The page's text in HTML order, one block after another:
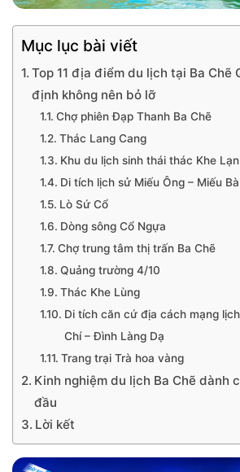
Mục lục bài viết
Top 11 địa điểm du lịch tại Ba Chẽ
định không nên bỏ lỡ
Chợ phiên Đạp Thanh Ba Chẽ
Thác Lang Cang
Khu du lịch sinh thái thác Khe
Di tích lịch sử Miếu Ông – Miếu Bà
Lò Sứ Cổ
Dòng sông Cổ Ngựa
Chợ trung tâm thị trấn Ba Chẽ
Quảng trường 4/10
Thác Khe Lùng
Di tích căn cứ địa cách mạng
Chí – Đình Làng Dạ
Trang trại Trà hoa vàng
Kinh nghiệm du lịch Ba Chẽ dành
đầu
Lời kết